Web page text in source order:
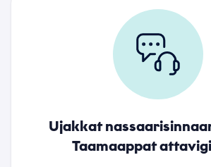
Ujakkat
Taamaappat